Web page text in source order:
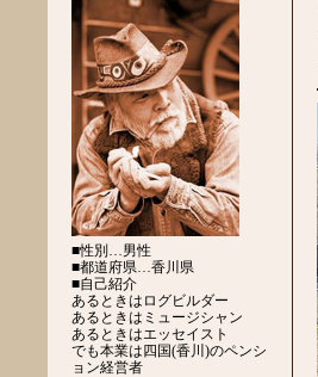
■性別…男性
■都道府県…香川県
■自己紹介
あるときはログビルダー
あるときはミュージシャン
あるときはエッセイスト
でも本業は四国(香川)のペンシ
ョン経営者